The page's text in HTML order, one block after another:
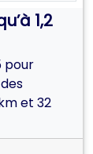
1,2
pour
et 32